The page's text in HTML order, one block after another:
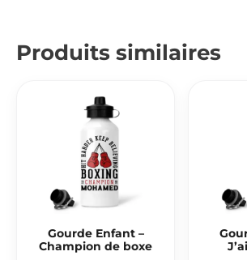
Produits similaires
Gourde Enfant –
Champion de boxe